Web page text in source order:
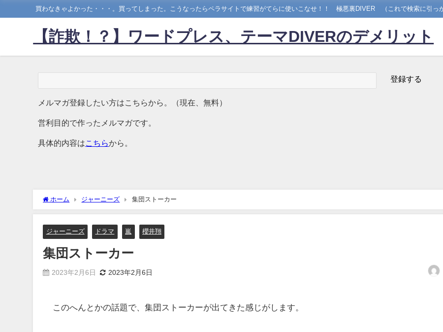
買わなきゃよかった・・・。買ってしまった。こうなったらペラサイトで練習がてらに使いこなせ！！ 極悪裏DIVER （これで検索に引っ
【詐欺！？】ワードプレス、テーマDIVERのデメリット
メルマガ登録したい方はこちらから。（現在、無料）
営利目的で作ったメルマガです。
具体的内容は こちらから。
ホーム ジャーニーズ 集団ストーカー
ジャーニーズ ドラマ 嵐 櫻井翔
集団ストーカー
2023年2月6日 2023年2月6日
このへんとかの話題で、集団ストーカーが出てきた感じがします。